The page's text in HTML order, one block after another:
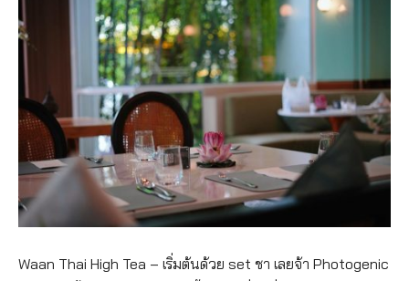
Waan Thai High Tea – เริ่มต้นด้วย set ชา เลยจ้า Photogenic